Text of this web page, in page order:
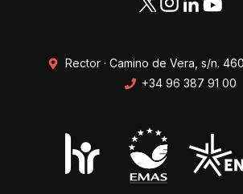
Rector · Camino de Vera, s/n.
+34 96 387 91 00